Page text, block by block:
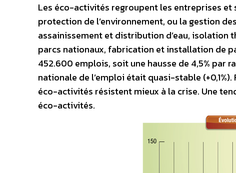
Les éco-activités regroupent les entreprises et
protection de l’environnement, ou la gestion
assainissement et distribution d’eau, isolation
parcs nationaux, fabrication et installation de
452.600 emplois, soit une hausse de 4,5% par
nationale de l’emploi était quasi-stable
éco-activités résistent mieux à la crise. Une
éco-activités.